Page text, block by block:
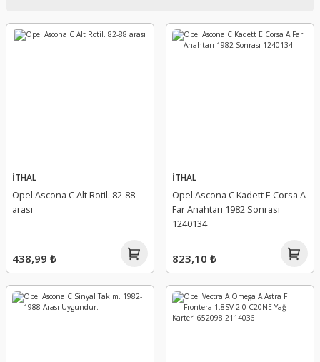
İTHAL
Opel Ascona C Alt Rotil. 82-88
arası
438,99 ₺
İTHAL
Opel Ascona C Kadett E Corsa A
Far Anahtarı 1982 Sonrası
1240134
823,10 ₺